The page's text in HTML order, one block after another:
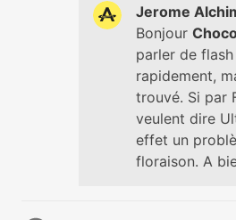
Jerome
Bonjour
parler de
rapidement,
trouvé. Si par
veulent dire
effet un
floraison. A